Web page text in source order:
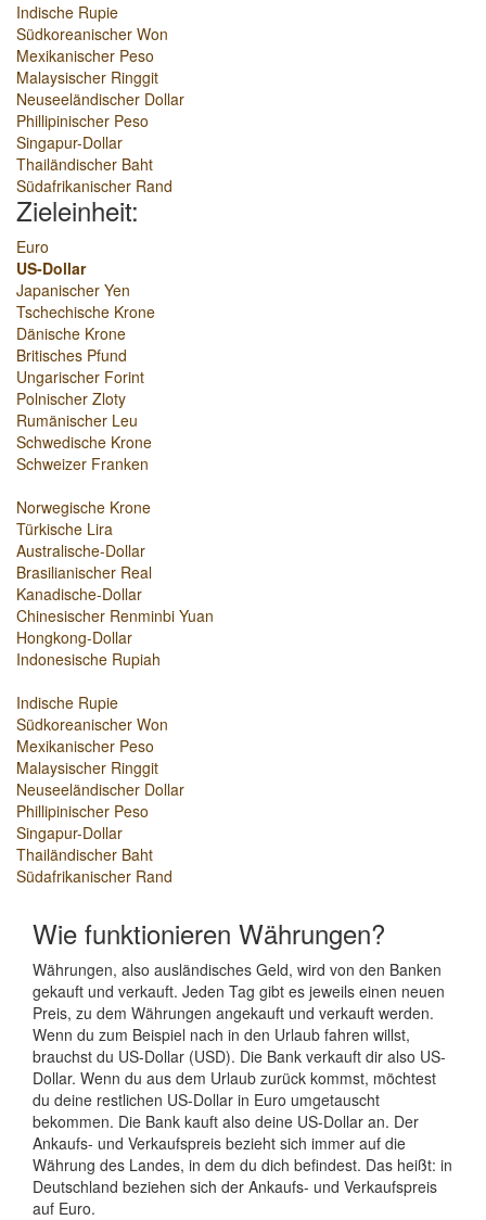
Indische Rupie
Südkoreanischer Won
Mexikanischer Peso
Malaysischer Ringgit
Neuseeländischer Dollar
Phillipinischer Peso
Singapur-Dollar
Thailändischer Baht
Südafrikanischer Rand
Zieleinheit:
Euro
US-Dollar
Japanischer Yen
Tschechische Krone
Dänische Krone
Britisches Pfund
Ungarischer Forint
Polnischer Zloty
Rumänischer Leu
Schwedische Krone
Schweizer Franken
Norwegische Krone
Türkische Lira
Australische-Dollar
Brasilianischer Real
Kanadische-Dollar
Chinesischer Renminbi Yuan
Hongkong-Dollar
Indonesische Rupiah
Indische Rupie
Südkoreanischer Won
Mexikanischer Peso
Malaysischer Ringgit
Neuseeländischer Dollar
Phillipinischer Peso
Singapur-Dollar
Thailändischer Baht
Südafrikanischer Rand
Wie funktionieren Währungen?
Währungen, also ausländisches Geld, wird von den Banken
gekauft und verkauft. Jeden Tag gibt es jeweils einen neuen
Preis, zu dem Währungen angekauft und verkauft werden.
Wenn du zum Beispiel nach in den Urlaub fahren willst,
brauchst du US-Dollar (USD). Die Bank verkauft dir also US-
Dollar. Wenn du aus dem Urlaub zurück kommst, möchtest
du deine restlichen US-Dollar in Euro umgetauscht
bekommen. Die Bank kauft also deine US-Dollar an. Der
Ankaufs- und Verkaufspreis bezieht sich immer auf die
Währung des Landes, in dem du dich befindest. Das heißt: in
Deutschland beziehen sich der Ankaufs- und Verkaufspreis
auf Euro.